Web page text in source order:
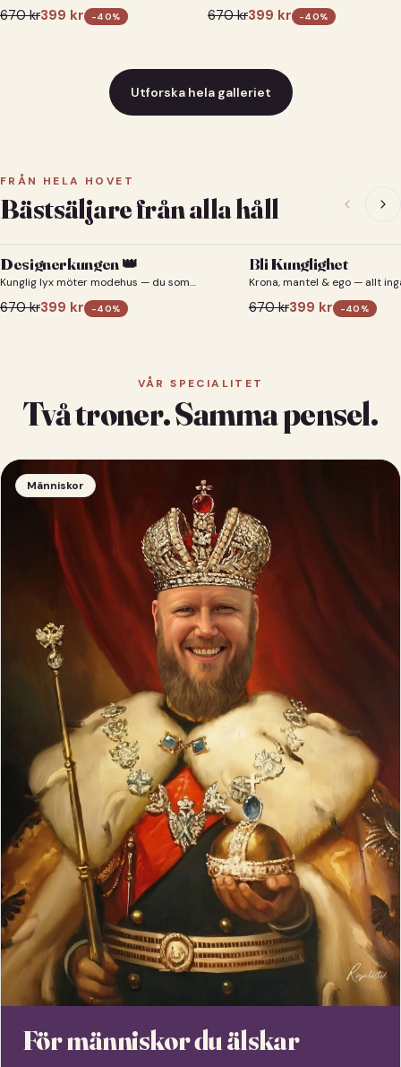
som nordisk krigsherre ⚔️
670kr399 kr -40% 670kr399 kr -40%
Utforska hela galleriet
FRÅN HELA HOVET
Bästsäljare från alla håll
Designerkungen 👑
Kunglig lyx möter modehus — du som
670kr399 kr -40%
Bli Kunglighet
Krona, mantel & ego — allt
670kr399 kr -40 %
VÅR SPECIALITET
Två troner. Samma pensel.
Människor
För människor du älskar